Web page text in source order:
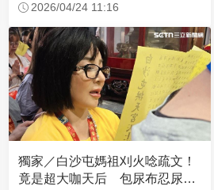
2026/04/24 11:16
獨家／白沙屯媽祖刈火唸疏文！
竟是超大咖天后 包尿布忍尿5